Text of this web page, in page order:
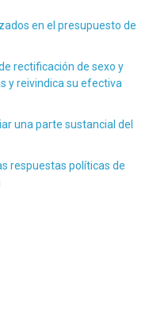
en el presupuesto de
rectificación de sexo y
y reivindica su efectiva
una parte sustancial del
respuestas políticas de